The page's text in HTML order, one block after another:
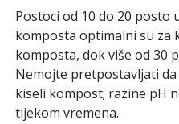
Postoci od 10 do 20 posto
komposta optimalni su za
komposta, dok više od 30
Nemojte pretpostavljati
kiseli kompost; razine pH
tijekom vremena.